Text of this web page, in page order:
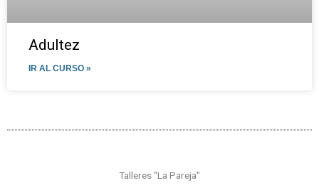
Adultez
IR AL CURSO »
Talleres "La Pareja"